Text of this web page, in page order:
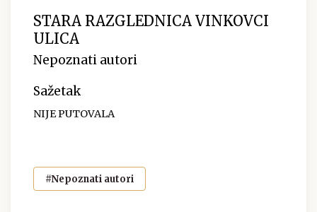
STARA RAZGLEDNICA VINKOVCI
ULICA
Nepoznati autori
Sažetak
NIJE PUTOVALA
#Nepoznati autori